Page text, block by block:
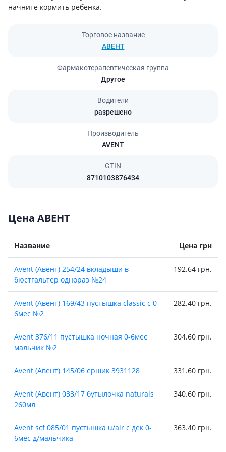
начните кормить ребенка.
Торговое название
АВЕНТ
Фармакотерапевтическая группа
Другое
Водители
разрешено
Производитель
AVENT
GTIN
8710103876434
Цена АВЕНТ
Название Цена грн
Avent (Авент) 254/24 вкладыши в
бюстгальтер однораз №24
192.64 грн.
Avent (Авент) 169/43 пустышка classic с 0-
6мес №2
282.40 грн.
Avent 376/11 пустышка ночная 0-6мес
мальчик №2
304.60 грн.
Avent (Авент) 145/06 ершик 3931128 331.60 грн.
Avent (Авент) 033/17 бутылочка naturals
260мл
340.60 грн.
Avent scf 085/01 пустышка u/air с дек 0-
6мес д/мальчика
363.40 грн.